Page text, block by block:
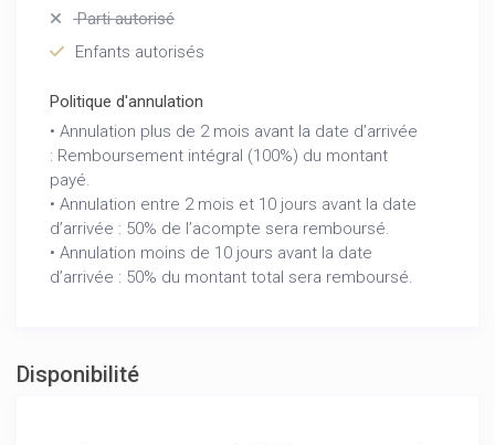
Parti autorisé
Enfants autorisés
Politique d'annulation
• Annulation plus de 2 mois avant la date d’arrivée
: Remboursement intégral (100%) du montant
payé.
• Annulation entre 2 mois et 10 jours avant la date
d’arrivée : 50% de l’acompte sera remboursé.
• Annulation moins de 10 jours avant la date
d’arrivée : 50% du montant total sera remboursé.
Disponibilité